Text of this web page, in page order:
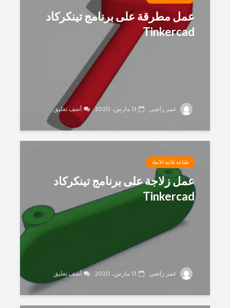
عمل مطرقة على برنامج تينكركاد
Tinkercad
عمر راضي 13 مارس، 2020 أضف تعليق
طباعة ثلاثية الأبعاد
عمل زلاجة على برنامج تينكركاد
Tinkercad
عمر راضي 13 مارس، 2020 أضف تعليق